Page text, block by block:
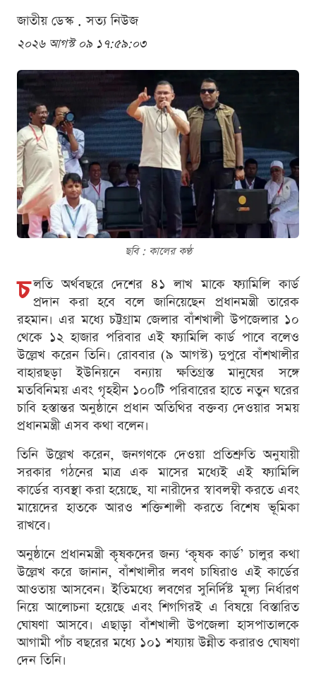
জাতীয় ডেস্ক . সত্য নিউজ
২০২৬ আগস্ট ০৯ ১৭:৫৯:০৩
ছবি : কালের কণ্ঠ
চ লতি অর্থবছরে দেশের ৪১ লাখ মাকে ফ্যামিলি কার্ড
প্রদান করা হবে বলে জানিয়েছেন প্রধানমন্ত্রী তারেক
রহমান। এর মধ্যে চট্টগ্রাম জেলার বাঁশখালী উপজেলার ১০
থেকে ১২ হাজার পরিবার এই ফ্যামিলি কার্ড পাবে বলেও
উল্লেখ করেন তিনি। রোববার (৯ আগস্ট) দুপুরে বাঁশখালীর
বাহারছড়া ইউনিয়নে বন্যায় ক্ষতিগ্রস্ত মানুষের সঙ্গে
মতবিনিময় এবং গৃহহীন ১০০টি পরিবারের হাতে নতুন ঘরের
চাবি হস্তান্তর অনুষ্ঠানে প্রধান অতিথির বক্তব্য দেওয়ার সময়
প্রধানমন্ত্রী এসব কথা বলেন।
তিনি উল্লেখ করেন, জনগণকে দেওয়া প্রতিশ্রুতি অনুযায়ী
সরকার গঠনের মাত্র এক মাসের মধ্যেই এই ফ্যামিলি
কার্ডের ব্যবস্থা করা হয়েছে, যা নারীদের স্বাবলম্বী করতে এবং
মায়েদের হাতকে আরও শক্তিশালী করতে বিশেষ ভূমিকা
রাখবে।
অনুষ্ঠানে প্রধানমন্ত্রী কৃষকদের জন্য ‘কৃষক কার্ড’ চালুর কথা
উল্লেখ করে জানান, বাঁশখালীর লবণ চাষিরাও এই কার্ডের
আওতায় আসবেন। ইতিমধ্যে লবণের সুনির্দিষ্ট মূল্য নির্ধারণ
নিয়ে আলোচনা হয়েছে এবং শিগগিরই এ বিষয়ে বিস্তারিত
ঘোষণা আসবে। এছাড়া বাঁশখালী উপজেলা হাসপাতালকে
আগামী পাঁচ বছরের মধ্যে ১০১ শয্যায় উন্নীত করারও ঘোষণা
দেন তিনি।